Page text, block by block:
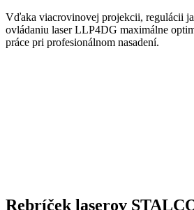
Vďaka viacrovinovej projekcii, regulácii
ovládaniu laser LLP4DG maximálne
práce pri profesionálnom nasadení.
Rebríček laserov